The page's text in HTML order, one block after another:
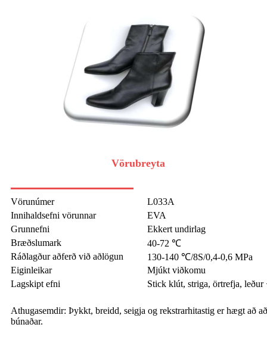
Vörubreyta
Vörunúmer
L033A
Innihaldsefni vörunnar
EVA
Grunnefni
Ekkert undirlag
Bræðslumark
40-72 ℃
Ráðlagður aðferð við aðlögun
130-140 ℃/8S/0,4-0,6 MPa
Eiginleikar
Mjúkt viðkomu
Lagskipt efni
Stick klút, striga, örtrefja, leður
Athugasemdir: Þykkt, breidd, seigja og rekstrarhitastig er hægt að
búnaðar.